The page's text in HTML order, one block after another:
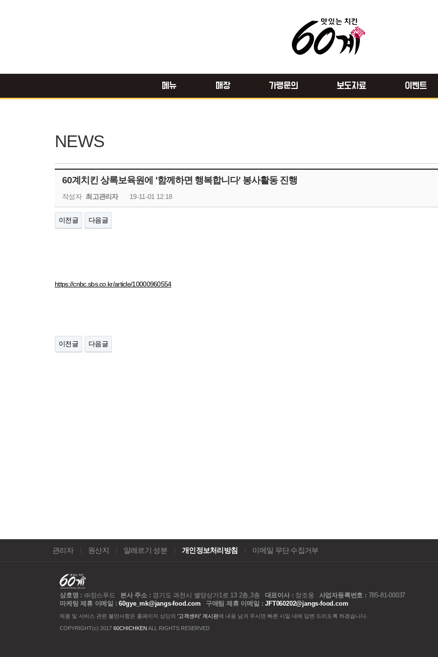
메뉴 매장 가맹문의 보도자료 이벤트
NEWS
60계치킨 상록보육원에 '함께하면 행복합니다' 봉사활동 진행
작성자 최고관리자 19-11-01 12:18
이전글 다음글
https://cnbc.sbs.co.kr/article/10000960554
이전글 다음글
관리자 원산지 알레르기 성분 개인정보처리방침 이메일 무단 수집거부
상호명 : ㈜장스푸드 본사 주소 : 경기도 과천시 별양상가1로 13 2층,3층 대표이사 : 장조웅 사업자등록번호 : 785-81-00037
마케팅 제휴 이메일 :60gye_mk@jangs-food.com 구매팀 제휴 이메일 :JFT060202@jangs-food.com
제품 및 서비스 관련 불만사항은 홈페이지 상단의 '고객센터' 게시판에 내용 남겨 주시면 빠른 시일 내에 답변 드리도록 하겠습니다.
COPYRIGHT(c) 2017 60CHICHKEN ALL RIGHTS RESERVED